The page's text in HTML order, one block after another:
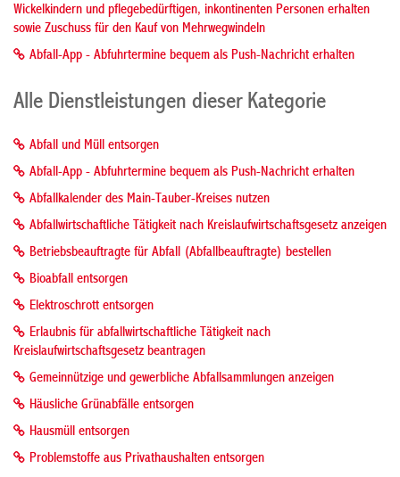
Wickelkindern und pflegebedürftigen, inkontinenten Personen erhalten
sowie Zuschuss für den Kauf von Mehrwegwindeln
Abfall-App - Abfuhrtermine bequem als Push-Nachricht erhalten
Alle Dienstleistungen dieser Kategorie
Abfall und Müll entsorgen
Abfall-App - Abfuhrtermine bequem als Push-Nachricht erhalten
Abfallkalender des Main-Tauber-Kreises nutzen
Abfallwirtschaftliche Tätigkeit nach Kreislaufwirtschaftsgesetz anzeigen
Betriebsbeauftragte für Abfall (Abfallbeauftragte) bestellen
Bioabfall entsorgen
Elektroschrott entsorgen
Erlaubnis für abfallwirtschaftliche Tätigkeit nach
Kreislaufwirtschaftsgesetz beantragen
Gemeinnützige und gewerbliche Abfallsammlungen anzeigen
Häusliche Grünabfälle entsorgen
Hausmüll entsorgen
Problemstoffe aus Privathaushalten entsorgen